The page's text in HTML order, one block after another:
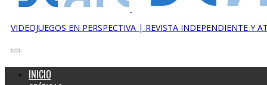
VIDEOJUEGOS EN PERSPECTIVA | REVISTA INDEPENDIENTE Y
INICIO